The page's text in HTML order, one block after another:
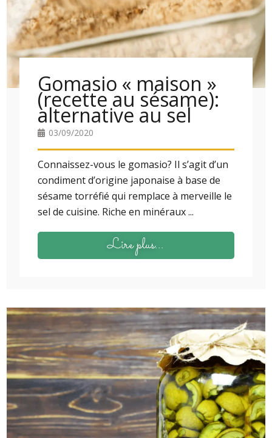
Gomasio « maison »
(recette au sésame):
alternative au sel
03/09/2020
Connaissez-vous le gomasio? Il s’agit d’un
condiment d’origine japonaise à base de
sésame torréfié qui remplace à merveille le
sel de cuisine. Riche en minéraux ...
Lire plus...